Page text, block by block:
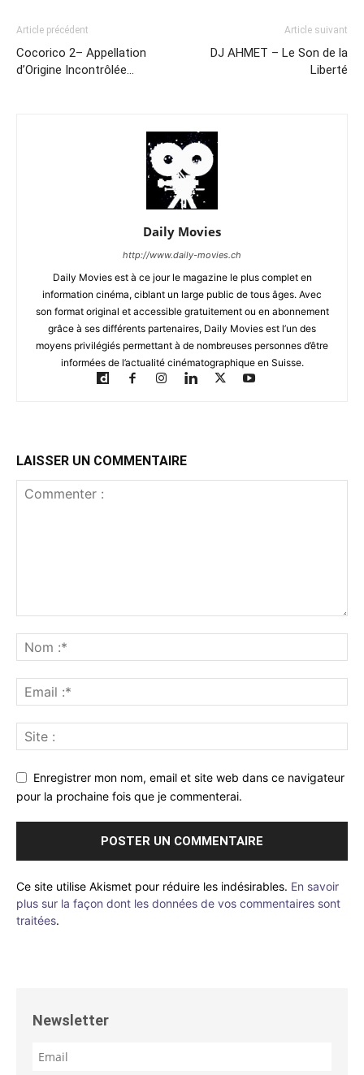
Article précédent
Cocorico 2– Appellation
d’Origine Incontrôlée…
Article suivant
DJ AHMET – Le Son de la
Liberté
Daily Movies
http://www.daily-movies.ch
Daily Movies est à ce jour le magazine le plus complet en
information cinéma, ciblant un large public de tous âges. Avec
son format original et accessible gratuitement ou en abonnement
grâce à ses différents partenaires, Daily Movies est l’un des
moyens privilégiés permettant à de nombreuses personnes d’être
informées de l’actualité cinématographique en Suisse.
LAISSER UN COMMENTAIRE
Enregistrer mon nom, email et site web dans ce navigateur
pour la prochaine fois que je commenterai.
Ce site utilise Akismet pour réduire les indésirables. En savoir
plus sur la façon dont les données de vos commentaires sont
traitées.
Newsletter